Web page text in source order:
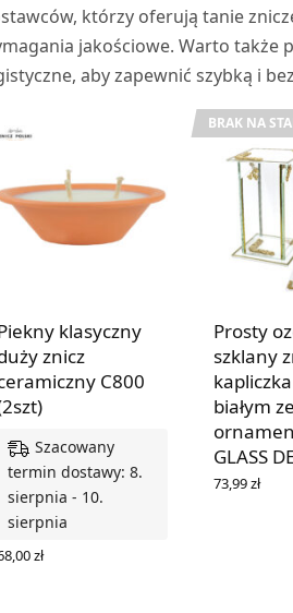
którzy oferują tanie
jakościowe. Warto także
aby zapewnić szybką i
klasyczny
znicz
C800
Szacowany
termin dostawy: 8.
sierpnia - 10.
sierpnia
zł
BRAK NA
Prosty
szklany
białym
GLASS
73,99zł